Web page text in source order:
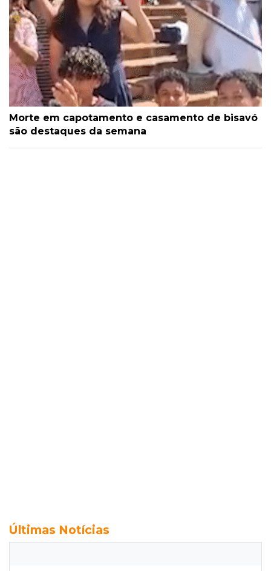
Morte em capotamento e casamento de bisavó
são destaques da semana
Últimas Notícias